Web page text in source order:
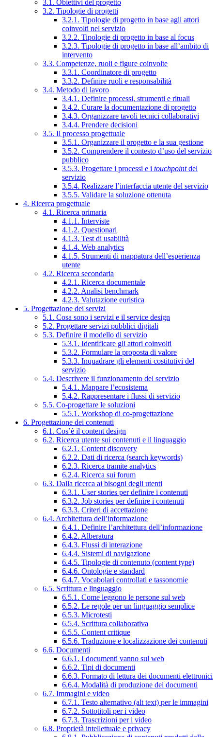
3.1. Obiettivi del progetto
3.2. Tipologie di progetti
3.2.1. Tipologie di progetto in base agli attori
coinvolti nel servizio
3.2.2. Tipologie di progetto in base al focus
3.2.3. Tipologie di progetto in base all’ambito di
intervento
3.3. Competenze, ruoli e figure coinvolte
3.3.1. Coordinatore di progetto
3.3.2. Definire ruoli e responsabilità
3.4. Metodo di lavoro
3.4.1. Definire processi, strumenti e rituali
3.4.2. Curare la documentazione di progetto
3.4.3. Organizzare tavoli tecnici collaborativi
3.4.4. Prendere decisioni
3.5. Il processo progettuale
3.5.1. Organizzare il progetto e la sua gestione
3.5.2. Comprendere il contesto d’uso del servizio
pubblico
3.5.3. Progettare i processi e i touchpointdel
servizio
3.5.4. Realizzare l’interfaccia utente del servizio
3.5.5. Validare la soluzione ottenuta
4. Ricerca progettuale
4.1. Ricerca primaria
4.1.1. Interviste
4.1.2. Questionari
4.1.3. Test di usabilità
4.1.4. Web analytics
4.1.5. Strumenti di mappatura dell’esperienza
utente
4.2. Ricerca secondaria
4.2.1. Ricerca documentale
4.2.2. Analisi benchmark
4.2.3. Valutazione euristica
5. Progettazione dei servizi
5.1. Cosa sono i servizi e il service design
5.2. Progettare servizi pubblici digitali
5.3. Definire il modello di servizio
5.3.1. Identificare gli attori coinvolti
5.3.2. Formulare la proposta di valore
5.3.3. Inquadrare gli elementi costitutivi del
servizio
5.4. Descrivere il funzionamento del servizio
5.4.1. Mappare l’ecosistema
5.4.2. Rappresentare i flussi di servizio
5.5. Co-progettare le soluzioni
5.5.1. Workshop di co-progettazione
6. Progettazione dei contenuti
6.1. Cos’è il content design
6.2. Ricerca utente sui contenuti e il linguaggio
6.2.1. Content discovery
6.2.2. Dati di ricerca (search keywords)
6.2.3. Ricerca tramite analytics
6.2.4. Ricerca sui forum
6.3. Dalla ricerca ai bisogni degli utenti
6.3.1. User stories per definire i contenuti
6.3.2. Job stories per definire i contenuti
6.3.3. Criteri di accettazione
6.4. Architettura dell’informazione
6.4.1. Definire l’architettura dell’informazione
6.4.2. Alberatura
6.4.3. Flussi di interazione
6.4.4. Sistemi di navigazione
6.4.5. Tipologie di contenuto (content type)
6.4.6. Ontologie e standard
6.4.7. Vocabolari controllati e tassonomie
6.5. Scrittura e linguaggio
6.5.1. Come leggono le persone sul web
6.5.2. Le regole per un linguaggio semplice
6.5.3. Microtesti
6.5.4. Scrittura collaborativa
6.5.5. Content critique
6.5.6. Traduzione e localizzazione dei contenuti
6.6. Documenti
6.6.1. I documenti vanno sul web
6.6.2. Tipi di documenti
6.6.3. Formato di lettura dei documenti elettronici
6.6.4. Modalità di produzione dei documenti
6.7. Immagini e video
6.7.1. Testo alternativo (alt text) per le immagini
6.7.2. Sottotitoli per i video
6.7.3. Trascrizioni per i video
6.8. Proprietà intellettuale e privacy